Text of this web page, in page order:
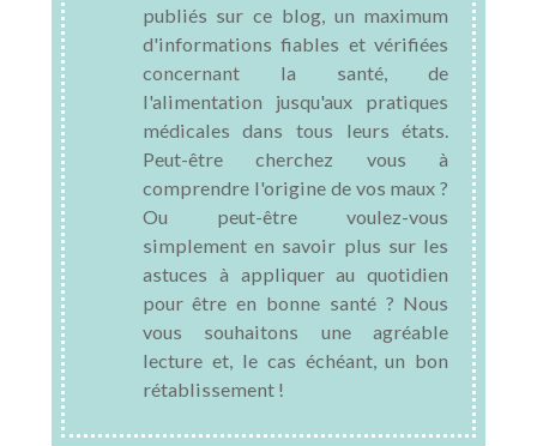
publiés sur ce blog, un maximum
d'informations fiables et vérifiées
concernant la santé, de
l'alimentation jusqu'aux pratiques
médicales dans tous leurs états.
Peut-être cherchez vous à
comprendre l'origine de vos maux ?
Ou peut-être voulez-vous
simplement en savoir plus sur les
astuces à appliquer au quotidien
pour être en bonne santé ? Nous
vous souhaitons une agréable
lecture et, le cas échéant, un bon
rétablissement !